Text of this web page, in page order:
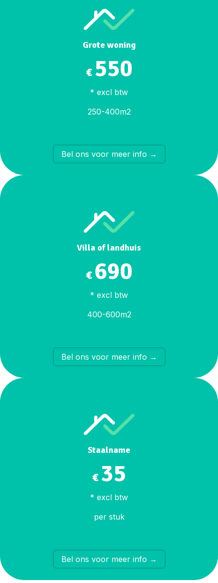
Grote woning
€ 550
* excl btw
250-400m2
​Bel ons voor meer info →
Villa of landhuis
€ 690
* excl btw
400-600m2
​Bel ons voor meer info →
Staalname
€ 35
* excl btw
per stuk
​Bel ons voor meer info →